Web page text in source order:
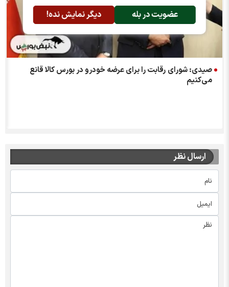
عضویت در بله دیگر نمایش نده!
صیدی: شورای رقابت را برای عرضه خودرو در بورس کالا قانع
می‌کنیم
ارسال نظر